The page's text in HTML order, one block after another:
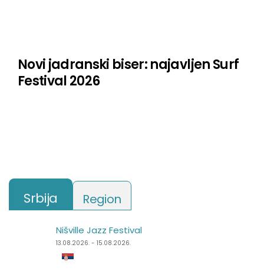
Novi jadranski biser: najavljen Surf
Festival 2026
Srbija Region
Nišville Jazz Festival
13.08.2026. - 15.08.2026.
Punk Rock Holiday
11.08.2026. - 14.08.2026.